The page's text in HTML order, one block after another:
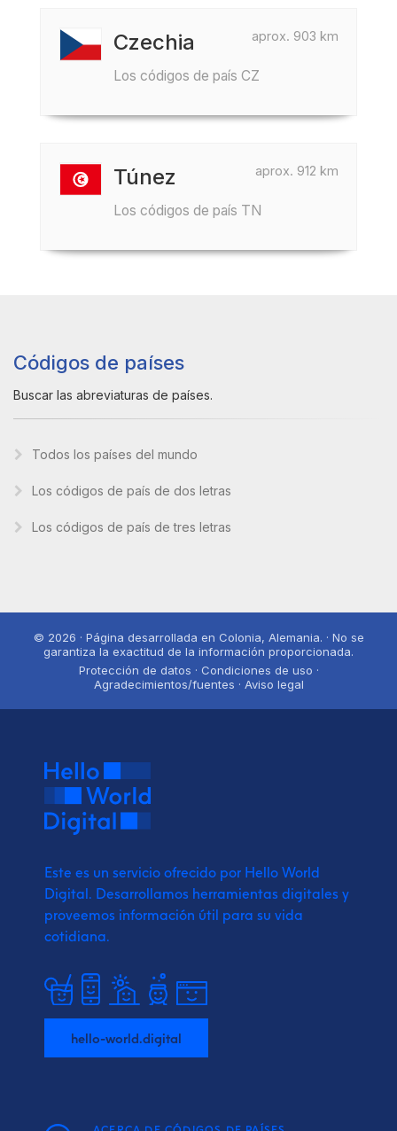
aprox. 903 km
Czechia
Los códigos de país CZ
aprox. 912 km
Túnez
Los códigos de país TN
Códigos de países
Buscar las abreviaturas de países.
Todos los países del mundo
Los códigos de país de dos letras
Los códigos de país de tres letras
© 2026 · Página desarrollada en Colonia, Alemania. · No se
garantiza la exactitud de la información proporcionada.
Protección de datos · Condiciones de uso ·
Agradecimientos/fuentes · Aviso legal
Este es un servicio ofrecido por Hello World
Digital. Desarrollamos herramientas digitales y
proveemos información útil para su vida
cotidiana.
hello-world.digital